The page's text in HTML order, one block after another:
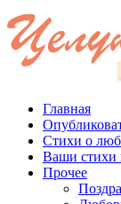
Главная
Стихи о
Ваши стихи
Прочее